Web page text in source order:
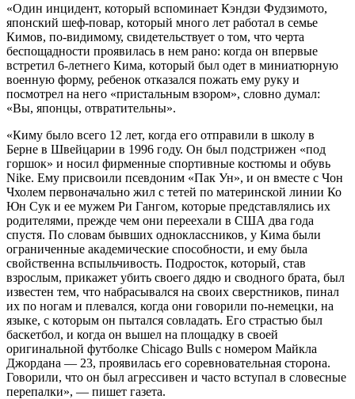
«Один инцидент, который вспоминает Кэндзи Фудзимото,
японский шеф-повар, который много лет работал в семье
Кимов, по-видимому, свидетельствует о том, что черта
беспощадности проявилась в нем рано: когда он впервые
встретил 6-летнего Кима, который был одет в миниатюрную
военную форму, ребенок отказался пожать ему руку и
посмотрел на него «пристальным взором», словно думал:
«Вы, японцы, отвратительны».
«Киму было всего 12 лет, когда его отправили в школу в
Берне в Швейцарии в 1996 году. Он был подстрижен «под
горшок» и носил фирменные спортивные костюмы и обувь
Nike. Ему присвоили псевдоним «Пак Ун», и он вместе с Чон
Чхолем первоначально жил с тетей по материнской линии Ко
Юн Сук и ее мужем Ри Гангом, которые представлялись их
родителями, прежде чем они переехали в США два года
спустя. По словам бывших одноклассников, у Кима были
ограниченные академические способности, и ему была
свойственна вспыльчивость. Подросток, который, став
взрослым, прикажет убить своего дядю и сводного брата, был
известен тем, что набрасывался на своих сверстников, пинал
их по ногам и плевался, когда они говорили по-немецки, на
языке, с которым он пытался совладать. Его страстью был
баскетбол, и когда он вышел на площадку в своей
оригинальной футболке Chicago Bulls с номером Майкла
Джордана — 23, проявилась его соревновательная сторона.
Говорили, что он был агрессивен и часто вступал в словесные
перепалки», — пишет газета.